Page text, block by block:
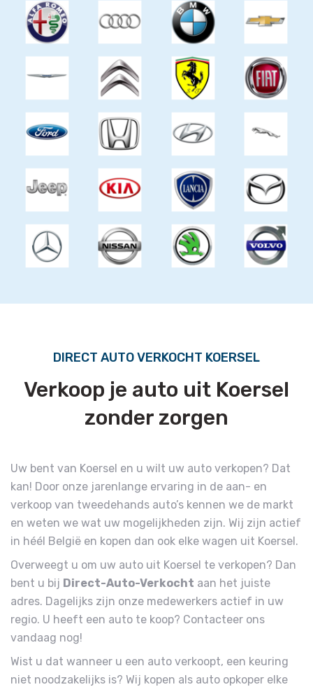
DIRECT AUTO VERKOCHT KOERSEL
Verkoop je auto uit Koersel
zonder zorgen
Uw bent van Koersel en u wilt uw auto verkopen? Dat
kan! Door onze jarenlange ervaring in de aan- en
verkoop van tweedehands auto’s kennen we de markt
en weten we wat uw mogelijkheden zijn. Wij zijn actief
in héél België en kopen dan ook elke wagen uit Koersel.
Overweegt u om uw auto uit Koersel te verkopen? Dan
bent u bij Direct-Auto-Verkocht aan het juiste
adres. Dagelijks zijn onze medewerkers actief in uw
regio. U heeft een auto te koop? Contacteer ons
vandaag nog!
Wist u dat wanneer u een auto verkoopt, een keuring
niet noodzakelijks is? Wij kopen als auto opkoper elke